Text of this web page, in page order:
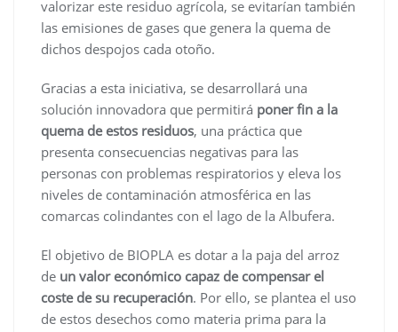
valorizar este residuo agrícola, se evitarían también
las emisiones de gases que genera la quema de
dichos despojos cada otoño.
Gracias a esta iniciativa, se desarrollará una
solución innovadora que permitirá poner fin a la
quema de estos residuos, una práctica que
presenta consecuencias negativas para las
personas con problemas respiratorios y eleva los
niveles de contaminación atmosférica en las
comarcas colindantes con el lago de la Albufera.
El objetivo de BIOPLA es dotar a la paja del arroz
de un valor económico capaz de compensar el
coste de su recuperación. Por ello, se plantea el uso
de estos desechos como materia prima para la